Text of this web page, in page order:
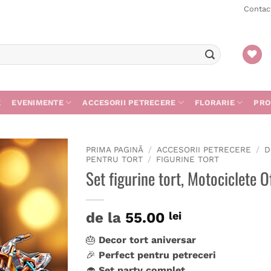
EVENIMENTE ACCESORII PETRECERE FLORARIE
PRIMA PAGINĂ / ACCESORII PETRECERE /
PENTRU TORT / FIGURINE TORT
Set figurine tort, Motociclete
de la 55.00 lei
🎂 Decor tort aniversar
🎉 Perfect pentru petreceri